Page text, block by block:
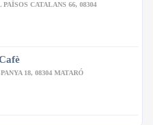
PAÏSOS CATALANS 66, 08304
18, 08304 MATARÓ